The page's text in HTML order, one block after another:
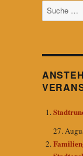
Suche
nach:
27.